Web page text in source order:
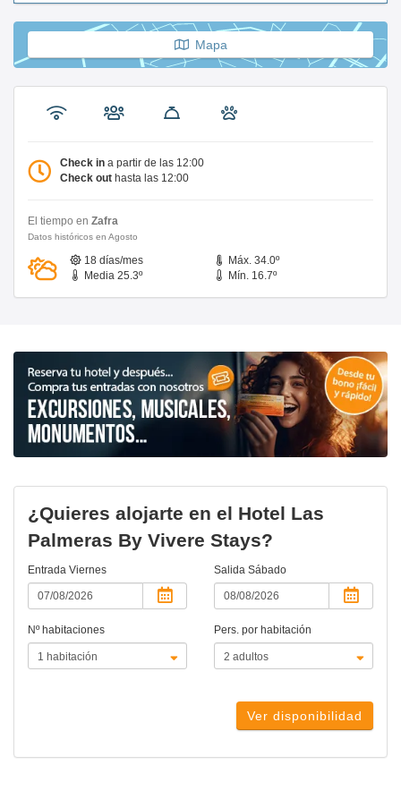
Mapa
Check in a partir de las 12:00
Check out hasta las 12:00
El tiempo en Zafra
Datos históricos en Agosto
18 días/mes
Máx. 34.0º
Media 25.3º
Mín. 16.7º
¿Quieres alojarte en el Hotel Las
Palmeras By Vivere Stays?
Entrada Viernes Salida Sábado
Nº habitaciones Pers. por habitación
Ver disponibilidad